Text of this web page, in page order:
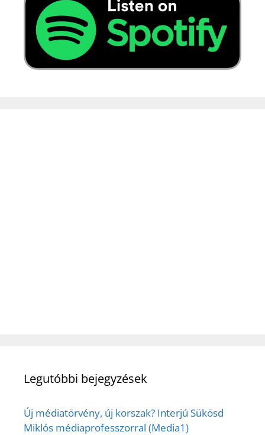
Legutóbbi bejegyzések
Új médiatörvény, új korszak? Interjú Sükösd
Miklós médiaprofesszorral (Media1)